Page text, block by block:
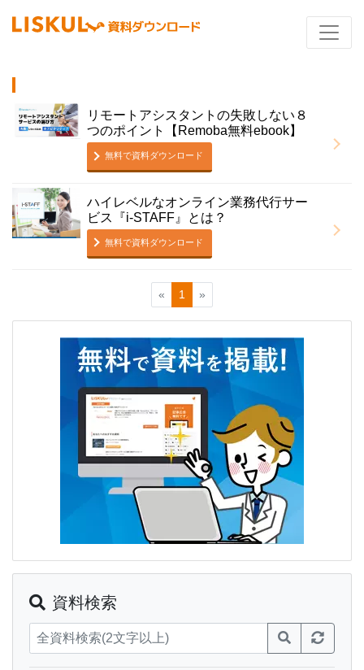
リモートアシスタントの失敗しない８
つのポイント【Remoba無料ebook】
無料で資料ダウンロード
ハイレベルなオンライン業務代行サー
ビス『i-STAFF』とは？
無料で資料ダウンロード
« 1 »
資料検索